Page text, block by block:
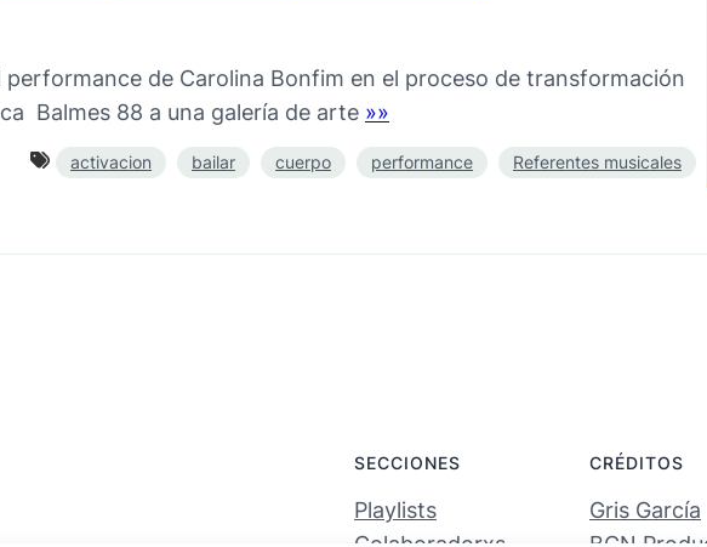
performance de Carolina Bonfim en el proceso de transformación
Balmes 88 a una galería de arte »»
activacion bailar cuerpo performance Referentes musicales
SECCIONES
Playlists
CRÉDITOS
Gris García